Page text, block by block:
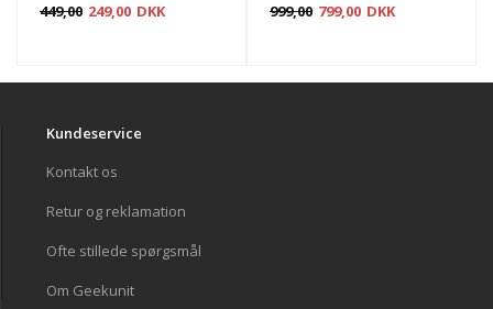
449,00 249,00 DKK
999,00 799,00 DKK
Kundeservice
Kontakt os
Retur og reklamation
Ofte stillede spørgsmål
Om Geekunit